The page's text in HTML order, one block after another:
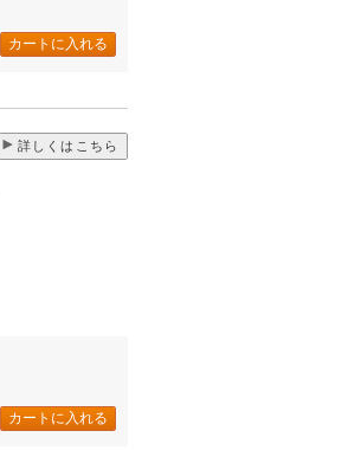
詳しくはこちら